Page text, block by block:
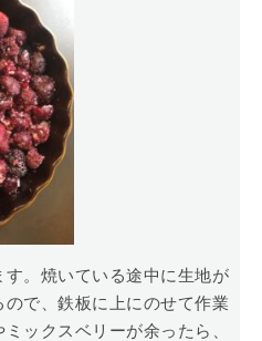
。焼いている途中に生地が
で、鉄板に上にのせて作業
ックスベリーが余ったら、